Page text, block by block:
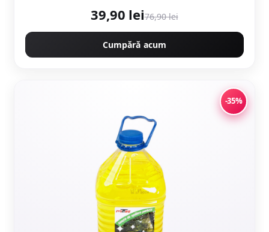
39,90 lei76,90 lei
Cumpără acum
-35%